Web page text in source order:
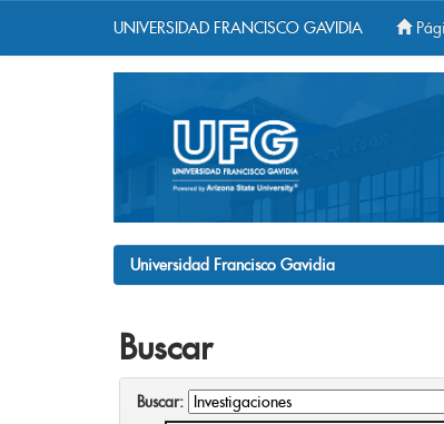
UNIVERSIDAD FRANCISCO GAVIDIA
Universidad Francisco Gavidia
Buscar
Buscar: